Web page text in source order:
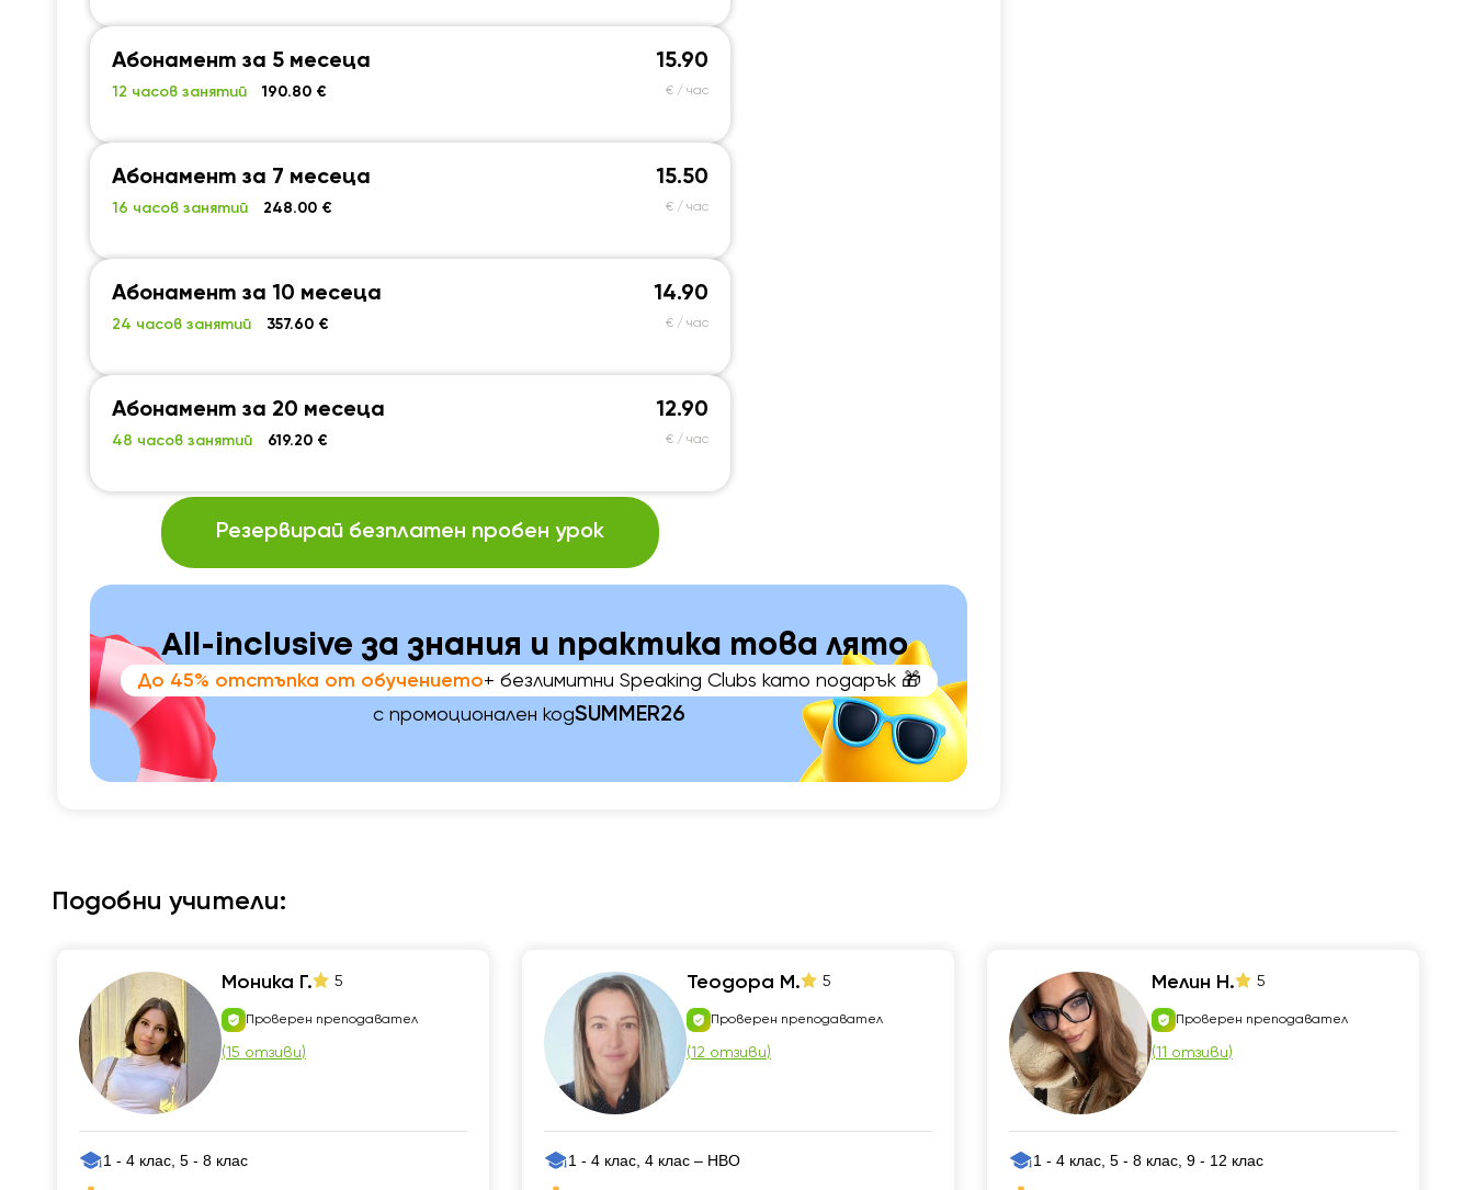
Абонамент за 5 месеца
12 часов занятий 190.80 €
15.90
€ / час
Абонамент за 7 месеца
16 часов занятий 248.00 €
15.50
€ / час
Абонамент за 10 месеца
24 часов занятий 357.60 €
14.90
€ / час
Абонамент за 20 месеца
48 часов занятий 619.20 €
12.90
€ / час
Резервирай безплатен пробен урок
All-inclusive за знания и практика това лято
До 45% отстъпка от обучението+ безлимитни Speaking Clubs като подарък 🎁
с промоционален кодSUMMER26
Подобни учители:
Моника Г. 5
Проверен преподавател
(15 отзиви)
1 - 4 клас, 5 - 8 клас
Теодора М. 5
Проверен преподавател
(12 отзиви)
1 - 4 клас, 4 клас – НВО
Мелин Н. 5
Проверен преподавател
(11 отзиви)
1 - 4 клас, 5 - 8 клас, 9 - 12 клас